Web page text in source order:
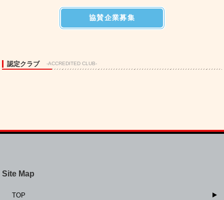
協賛企業募集
認定クラブ -ACCREDITED CLUB-
Site Map
TOP